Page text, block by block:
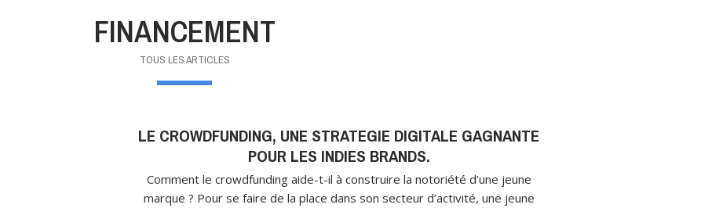
FINANCEMENT
TOUS LES ARTICLES
LE CROWDFUNDING, UNE STRATEGIE DIGITALE GAGNANTE
POUR LES INDIES BRANDS.
Comment le crowdfunding aide-t-il à construire la notoriété d’une jeune
marque ? Pour se faire de la place dans son secteur d’activité, une jeune